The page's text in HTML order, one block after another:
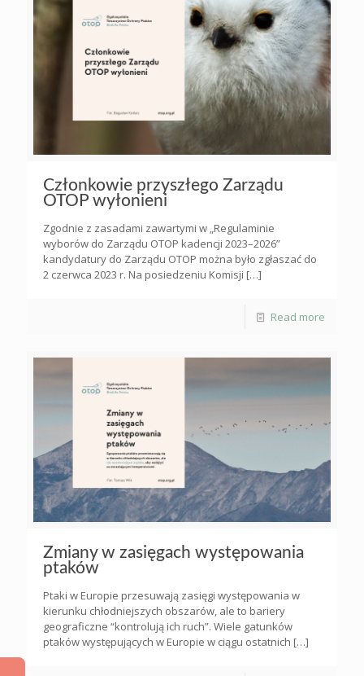
Członkowie przyszłego Zarządu
OTOP wyłonieni
Zgodnie z zasadami zawartymi w „Regulaminie
wyborów do Zarządu OTOP kadencji 2023–2026”
kandydatury do Zarządu OTOP można było zgłaszać do
2 czerwca 2023 r. Na posiedzeniu Komisji […]
Read more
Zmiany w zasięgach występowania
ptaków
Ptaki w Europie przesuwają zasięgi występowania w
kierunku chłodniejszych obszarów, ale to bariery
geograficzne “kontrolują ich ruch”. Wiele gatunków
ptaków występujących w Europie w ciągu ostatnich […]